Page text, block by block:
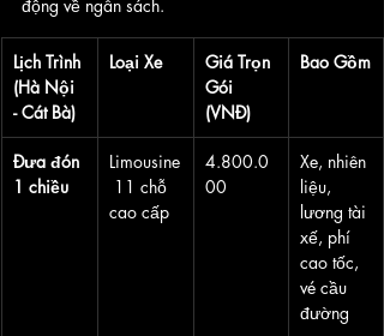
động về ngân sách.
Lịch Trình
(Hà Nội
- Cát Bà)
Loại Xe
Giá Trọn
Gói
(VNĐ)
Bao Gồm
Đưa đón
1 chiều
Limousine
11 chỗ
cao cấp
4.800.0
00
Xe, nhiên
liệu,
lương tài
xế, phí
cao tốc,
vé cầu
đường